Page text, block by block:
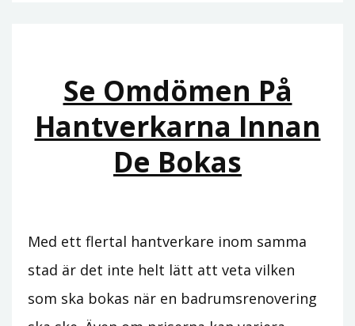
Se Omdömen På
Hantverkarna Innan
De Bokas
Med ett flertal hantverkare inom samma
stad är det inte helt lätt att veta vilken
som ska bokas när en badrumsrenovering